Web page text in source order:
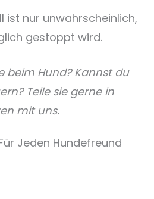
ist nur unwahrscheinlich,
gestoppt wird.
beim Hund? Kannst du
Teile sie gerne in
mit uns.
Jeden Hundefreund​